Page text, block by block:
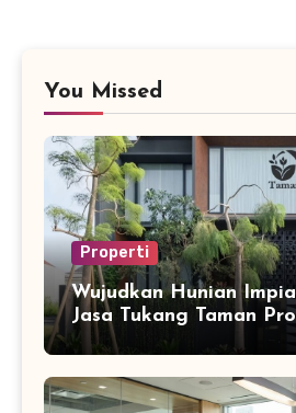
You Missed
Properti
Wujudkan Hunian
Jasa Tukang Taman